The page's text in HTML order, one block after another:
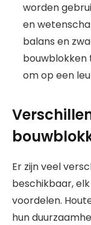
worden
en
balans en
bouwblokken
om op een
Er zijn veel
beschikbaar,
voordelen.
hun